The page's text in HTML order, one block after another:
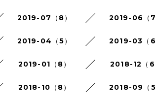
2019-07（8） 2019-06（7
2019-04（5） 2019-03（6
2019-01（8） 2018-12（6
2018-10（8） 2018-09（5